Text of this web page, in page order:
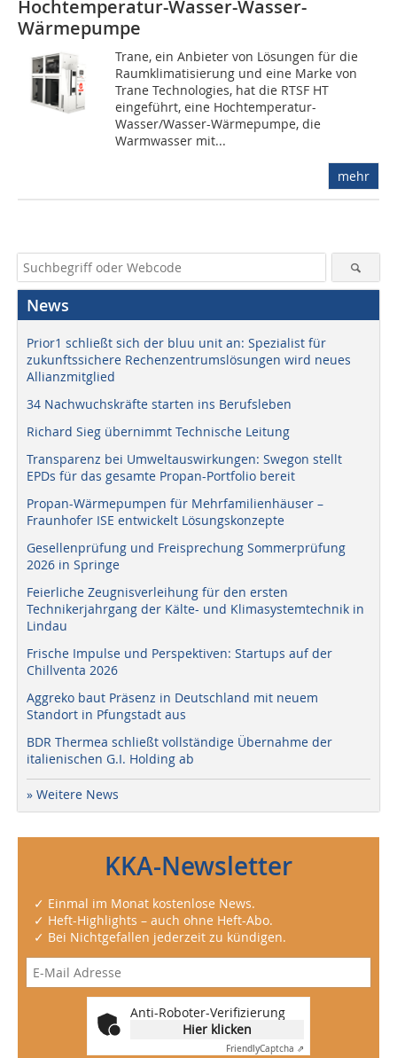
Hochtemperatur-Wasser-Wasser-
Wärmepumpe
Trane, ein Anbieter von Lösungen für die
Raumklimatisierung und eine Marke von
Trane Technologies, hat die RTSF HT
eingeführt, eine Hochtemperatur-
Wasser/Wasser-Wärmepumpe, die
Warmwasser mit...
mehr
News
Prior1 schließt sich der bluu unit an: Spezialist für
zukunftssichere Rechenzentrumslösungen wird neues
Allianzmitglied
34 Nachwuchskräfte starten ins Berufsleben
Richard Sieg übernimmt Technische Leitung
Transparenz bei Umweltauswirkungen: Swegon stellt
EPDs für das gesamte Propan-Portfolio bereit
Propan-Wärmepumpen für Mehrfamilienhäuser –
Fraunhofer ISE entwickelt Lösungskonzepte
Gesellenprüfung und Freisprechung Sommerprüfung
2026 in Springe
Feierliche Zeugnisverleihung für den ersten
Technikerjahrgang der Kälte- und Klimasystemtechnik in
Lindau
Frische Impulse und Perspektiven: Startups auf der
Chillventa 2026
Aggreko baut Präsenz in Deutschland mit neuem
Standort in Pfungstadt aus
BDR Thermea schließt vollständige Übernahme der
italienischen G.I. Holding ab
» Weitere News
KKA-Newsletter
✓ Einmal im Monat kostenlose News.
✓ Heft-Highlights – auch ohne Heft-Abo.
✓ Bei Nichtgefallen jederzeit zu kündigen.
Anti-Roboter-Verifizierung
Hier klicken
FriendlyCaptcha ⇗